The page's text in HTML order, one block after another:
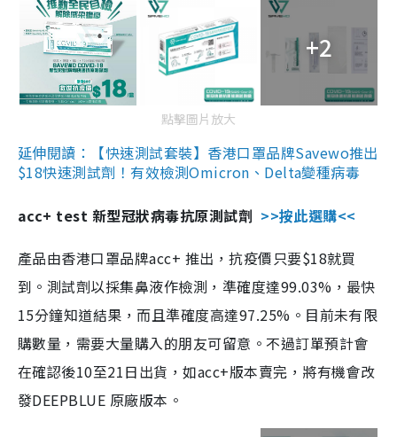
+2
點擊圖片放大
延伸閱讀：【快速測試套裝】香港口罩品牌Savewo推出
$18快速測試劑！有效檢測Omicron、Delta變種病毒
acc+ test 新型冠狀病毒抗原測試劑 >>按此選購<<
產品由香港口罩品牌acc+ 推出，抗疫價只要$18就買
到。測試劑以採集鼻液作檢測，準確度達99.03%，最快
15分鐘知道結果，而且準確度高達97.25%。目前未有限
購數量，需要大量購入的朋友可留意。不過訂單預計會
在確認後10至21日出貨，如acc+版本賣完，將有機會改
發DEEPBLUE 原廠版本。